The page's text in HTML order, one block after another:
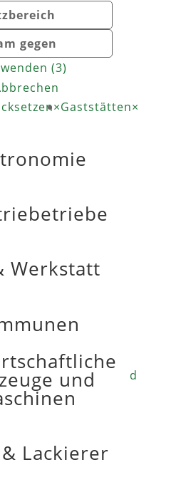
gegen
(3)
×Gaststätten×
Werkstatt
und
Lackierer